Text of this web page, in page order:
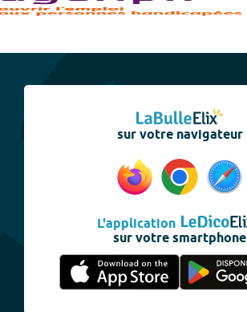
sur votre navigateur
L'application
sur votre smartphone